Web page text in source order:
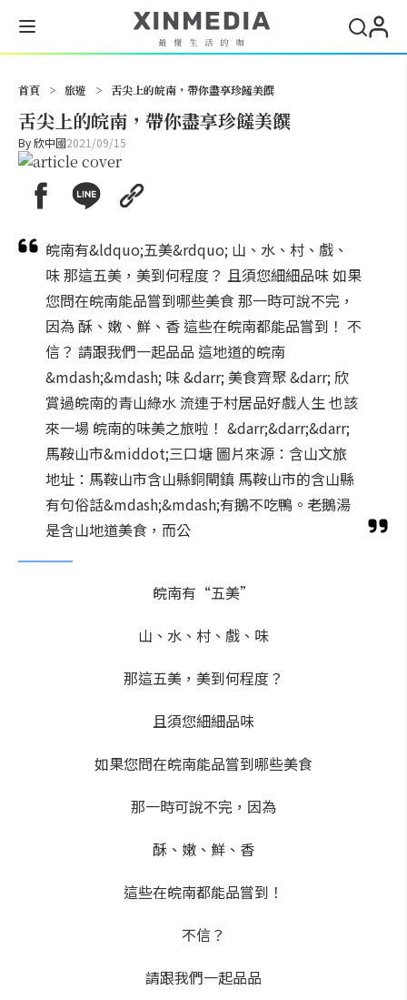
首頁 > 旅遊 > 舌尖上的皖南，帶你盡享珍饈美饌
舌尖上的皖南，帶你盡享珍饈美饌
By欣中國2021/09/15
皖南有&ldquo;五美&rdquo; 山、水、村、戲、
味 那這五美，美到何程度？ 且須您細細品味 如果
您問在皖南能品嘗到哪些美食 那一時可說不完，
因為 酥、嫩、鮮、香 這些在皖南都能品嘗到！ 不
信？ 請跟我們一起品品 這地道的皖南
&mdash;&mdash; 味 &darr; 美食齊聚 &darr; 欣
賞過皖南的青山綠水 流連于村居品好戲人生 也該
來一場 皖南的味美之旅啦！ &darr;&darr;&darr;
馬鞍山市&middot;三口塘 圖片來源：含山文旅
地址：馬鞍山市含山縣銅閘鎮 馬鞍山市的含山縣
有句俗話&mdash;&mdash;有鵝不吃鴨。老鵝湯
是含山地道美食，而公
皖南有“五美”
山、水、村、戲、味
那這五美，美到何程度？
且須您細細品味
如果您問在皖南能品嘗到哪些美食
那一時可說不完，因為
酥、嫩、鮮、香
這些在皖南都能品嘗到！
不信？
請跟我們一起品品